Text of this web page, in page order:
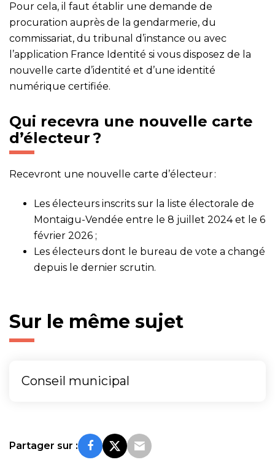
Pour cela, il faut établir une demande de
procuration auprès de la gendarmerie, du
commissariat, du tribunal d’instance ou avec
l’application France Identité si vous disposez de la
nouvelle carte d’identité et d’une identité
numérique certifiée.
Qui recevra une nouvelle carte
d’électeur ?
Recevront une nouvelle carte d’électeur :
Les électeurs inscrits sur la liste électorale de
Montaigu-Vendée entre le 8 juillet 2024 et le 6
février 2026 ;
Les électeurs dont le bureau de vote a changé
depuis le dernier scrutin.
Sur le même sujet
Conseil municipal
Partager sur :